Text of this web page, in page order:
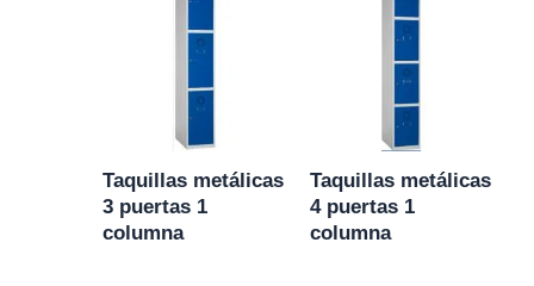
Taquillas metálicas
3 puertas 1
columna
Taquillas metálicas
4 puertas 1
columna